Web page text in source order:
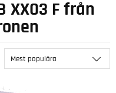
XX03 F från
Mest populära